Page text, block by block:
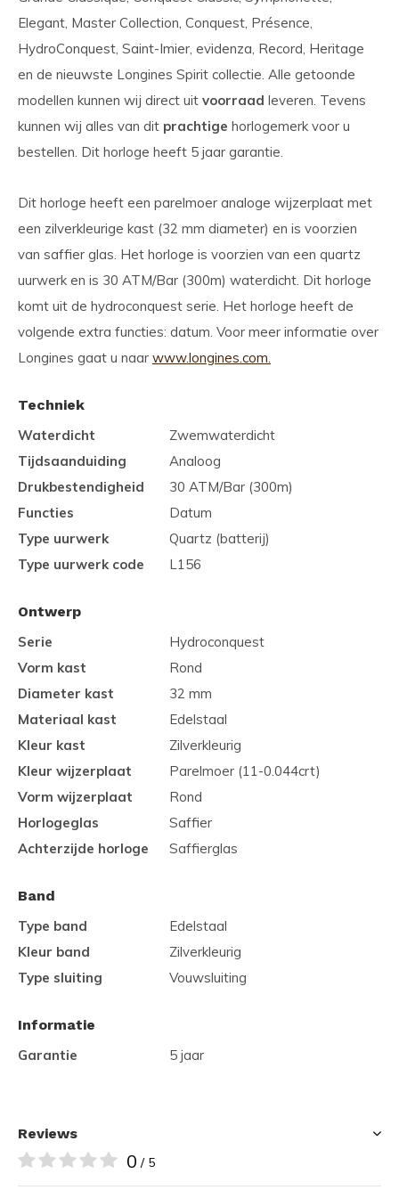
Elegant, Master Collection, Conquest, Présence,
HydroConquest, Saint-Imier, evidenza, Record, Heritage
en de nieuwste Longines Spirit collectie. Alle getoonde
modellen kunnen wij direct uit voorraad leveren. Tevens
kunnen wij alles van dit prachtige horlogemerk voor u
bestellen. Dit horloge heeft 5 jaar garantie.
Dit horloge heeft een parelmoer analoge wijzerplaat met
een zilverkleurige kast (32 mm diameter) en is voorzien
van saffier glas. Het horloge is voorzien van een quartz
uurwerk en is 30 ATM/Bar (300m) waterdicht. Dit horloge
komt uit de hydroconquest serie. Het horloge heeft de
volgende extra functies: datum. Voor meer informatie over
Longines gaat u naar www.longines.com.
Techniek
Waterdicht
Zwemwaterdicht
Tijdsaanduiding
Analoog
Drukbestendigheid
30 ATM/Bar (300m)
Functies
Datum
Type uurwerk
Quartz (batterij)
Type uurwerk code
L156
Ontwerp
Serie
Hydroconquest
Vorm kast
Rond
Diameter kast
32 mm
Materiaal kast
Edelstaal
Kleur kast
Zilverkleurig
Kleur wijzerplaat
Parelmoer (11-0.044crt)
Vorm wijzerplaat
Rond
Horlogeglas
Saffier
Achterzijde horloge
Saffierglas
Band
Type band
Edelstaal
Kleur band
Zilverkleurig
Type sluiting
Vouwsluiting
Informatie
Garantie
5 jaar
Reviews
0 / 5